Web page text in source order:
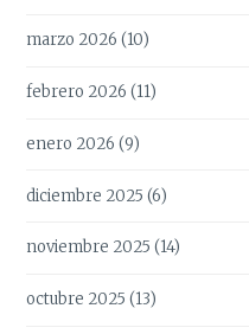
marzo 2026 (10)
febrero 2026 (11)
enero 2026 (9)
diciembre 2025 (6)
noviembre 2025 (14)
octubre 2025 (13)